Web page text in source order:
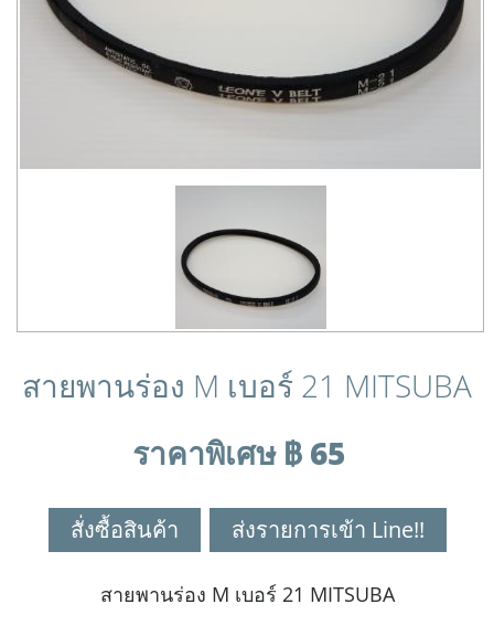
สายพานร่อง M เบอร์ 21 MITSUBA
ราคาพิเศษ ฿ 65
สั่งซื้อสินค้า ส่งรายการเข้า Line!!
สายพานร่อง M เบอร์ 21 MITSUBA